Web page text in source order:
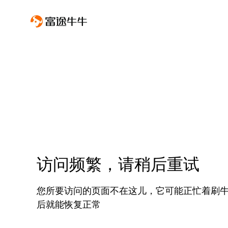
访问频繁，请稍后重试
您所要访问的页面不在这儿，它可能正忙着刷
后就能恢复正常